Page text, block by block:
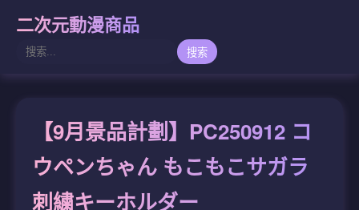
二次元動漫商品
搜索
【9月景品計劃】PC250912 コ
ウペンちゃん もこもこサガラ
刺繍キーホルダー